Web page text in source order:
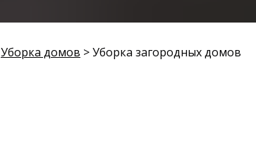
Уборка домов > Уборка загородных домов